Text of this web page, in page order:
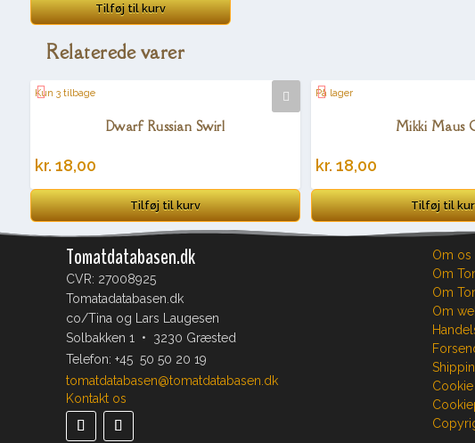
Tilføj til kurv
Relaterede varer
Kun 3 tilbage
Dwarf Russian Swirl
kr. 18,00
Tilføj til kurv
På lager
Mikki Maus
kr. 18,00
Tilføj til
Tomatdatabasen.dk
CVR: 27008925
Tomatadatabasen.dk
co/Tina og Lars Laugesen
Solbakken 1 • 3230 Græsted
Telefon: +45 50 50 20 19
tomatdatabasen@tomatdatabasen.dk
Kontakt os
Om os
Om
Om
Om